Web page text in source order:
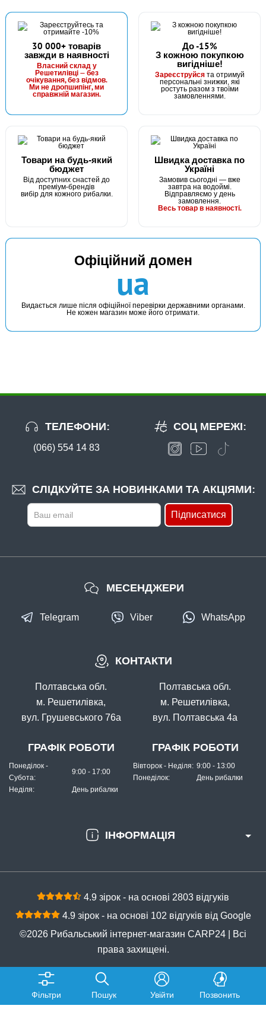
Фільтри Пошук Увійти Позвонить
30 000+ товарів
завжди в наявності
Власний склад у
Решетилівці — без
очікування, без відмов.
Ми не дропшипінг, ми
справжній магазин.
До -15%
З кожною покупкою
вигідніше!
Зареєструйсята отримуй
персональні знижки, які
ростуть разом з твоїми
замовленнями.
Товари на будь-який
бюджет
Від доступних снастей до
преміум-брендів
вибір для кожного рибалки.
Швидка доставка по
Україні
Замовив сьогодні — вже
завтра на водоймі.
Відправляємо у день
замовлення.
Весь товар в наявності.
Офіційний домен
ua
Видається лише після офіційної перевірки державними органами.
Не кожен магазин може його отримати.
ТЕЛЕФОНИ:
(066) 554 14 83
СЛІДКУЙТЕ ЗА НОВИНКАМИ ТА АКЦІЯМИ:
Підписатися
СОЦ МЕРЕЖІ:
ІНФОРМАЦІЯ
КОНТАКТИ
Полтавська обл.
м. Решетилівка,
вул. Грушевського 76а
ГРАФІК РОБОТИ
Понеділок -
Субота:
9:00 - 17:00
Неділя: День рибалки
Полтавська обл.
м. Решетилівка,
вул. Полтавська 4а
ГРАФІК РОБОТИ
Вівторок - Неділя: 9:00 - 13:00
Понеділок:
День рибалки
МЕСЕНДЖЕРИ
Telegram Viber WhatsApp
4.9 зірок - на основі 2803 відгуків
4.9 зірок - на основі 102 відгуків від Google
©2026 Рибальський інтернет-магазин CARP24 | Всі
права захищені.